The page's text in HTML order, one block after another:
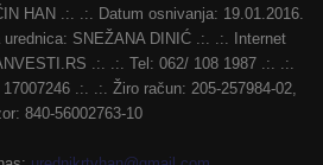
HAN .:. .:. Datum osnivanja: 19.01.2016.
SNEŽANA DINIĆ .:. .:. Internet
.:. .:. Tel: 062/ 108 1987 .:. .:.
.:. .:. Žiro račun: 205-257984-02,
840-56002763-10